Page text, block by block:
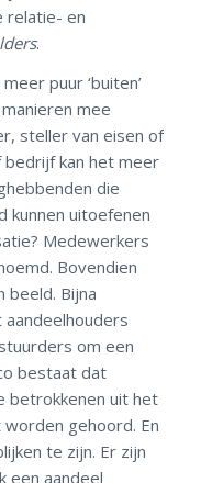
relatie- en
.
puur ‘buiten’
mee
steller van eisen of
kan het meer
die
kunnen uitoefenen
Medewerkers
Bovendien
beeld. Bijna
om een
bestaat dat
betrokkenen uit het
gehoord. En
te zijn. Er zijn
een aandeel